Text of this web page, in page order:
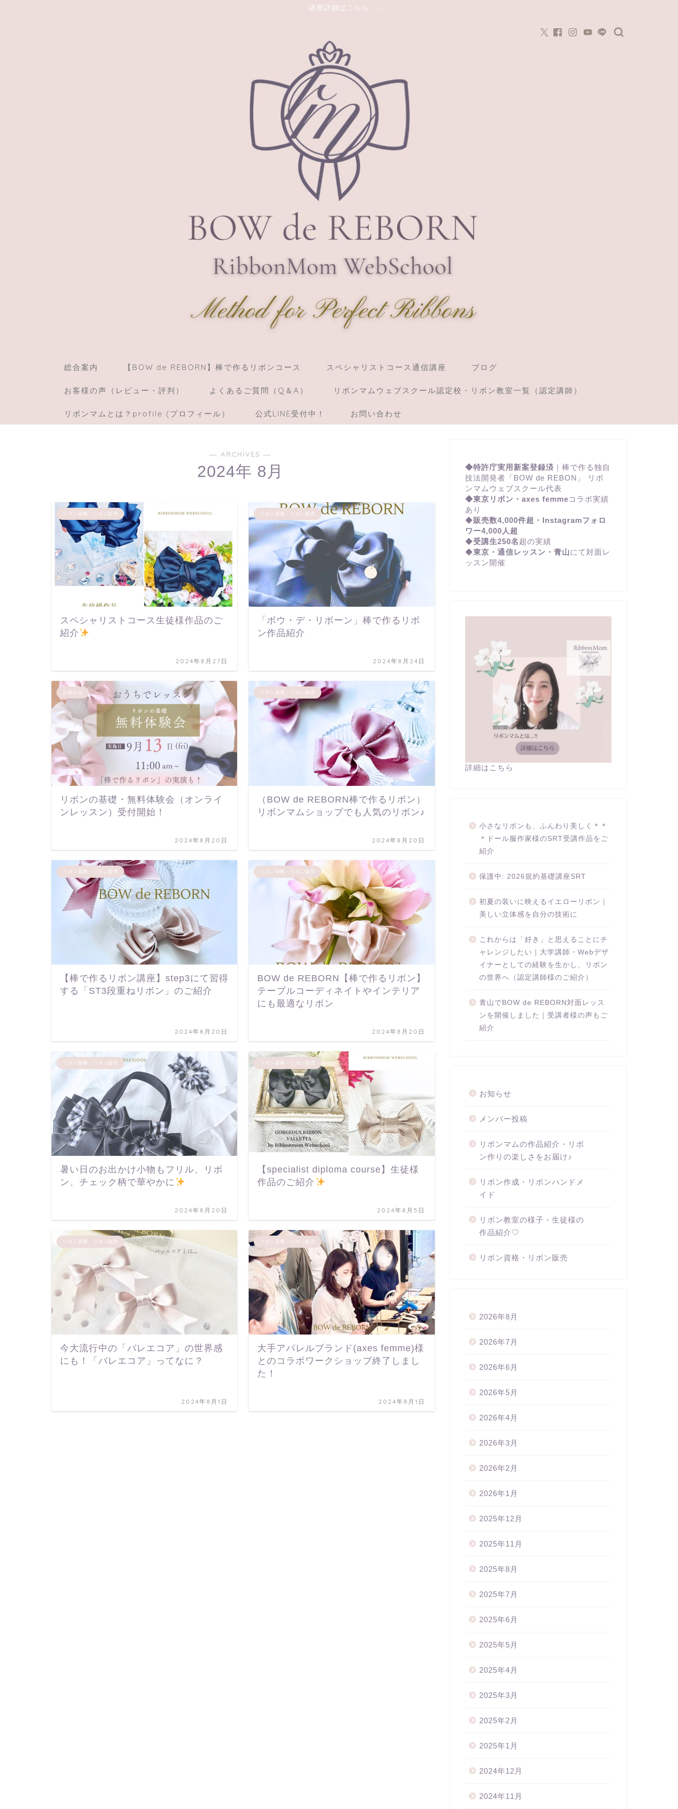
講座詳細はこちら
総合案内 【BOW de REBORN】棒で作るリボンコース スペシャリストコース通信講座 ブログ
お客様の声（レビュー・評判） よくあるご質問（Q＆A） リボンマムウェブスクール認定校・リボン教室一覧（認定講師）
リボンマムとは？profile (プロフィール） 公式LINE受付中！ お問い合わせ
― ARCHIVES ―
2024年 8月
リボン資格・リボン販売
スペシャリストコース生徒様作品のご
紹介
2024年8月27日
リボン資格・リボン販売
「ボウ・デ・リボーン」棒で作るリボ
ン作品紹介
2024年8月24日
お知らせ
リボンの基礎・無料体験会（オンライ
ンレッスン）受付開始！
2024年8月20日
リボン資格・リボン販売
（BOW de REBORN棒で作るリボン）
リボンマムショップでも人気のリボン♪
2024年8月20日
リボン資格・リボン販売
【棒で作るリボン講座】step3にて習得
する「ST3段重ねリボン」のご紹介
2024年8月20日
リボン資格・リボン販売
BOW de REBORN【棒で作るリボン】
テーブルコーディネイトやインテリア
にも最適なリボン
2024年8月20日
リボン資格・リボン販売
暑い日のお出かけ小物もフリル、リボ
ン、チェック柄で華やかに
2024年8月20日
リボン資格・リボン販売
【specialist diploma course】生徒様
作品のご紹介
2024年8月5日
リボン資格・リボン販売
今大流行中の「バレエコア」の世界感
にも！「バレエコア」ってなに？
2024年8月1日
リボン資格・リボン販売
大手アパレルブランド(axes femme)様
とのコラボワークショップ終了しまし
た！
2024年8月1日
◆特許庁実用新案登録済 ｜棒で作る独自
技法開発者「BOW de REBON」 リボ
ンマムウェブスクール代表
◆東京リボン・axes femmeコラボ実績
あり
◆販売数4,000件超・Instagramフォロ
ワー4,000人超
◆受講生250名 超の実績
◆東京・通信レッスン・青山にて対面レ
ッスン開催
詳細はこちら
小さなリボンも、ふんわり美しく＊＊
＊ドール服作家様のSRT受講作品をご
紹介
保護中: 2026規約基礎講座SRT
初夏の装いに映えるイエローリボン｜
美しい立体感を自分の技術に
これからは「好き」と思えることにチ
ャレンジしたい｜大学講師・Webデザ
イナーとしての経験を生かし、リボン
の世界へ（認定講師様のご紹介）
青山でBOW de REBORN対面レッス
ンを開催しました｜受講者様の声もご
紹介
お知らせ
メンバー投稿
リボンマムの作品紹介・リボ
ン作りの楽しさをお届け♪
リボン作成・リボンハンドメ
イド
リボン教室の様子・生徒様の
作品紹介♡
リボン資格・リボン販売
2026年8月
2026年7月
2026年6月
2026年5月
2026年4月
2026年3月
2026年2月
2026年1月
2025年12月
2025年11月
2025年8月
2025年7月
2025年6月
2025年5月
2025年4月
2025年3月
2025年2月
2025年1月
2024年12月
2024年11月